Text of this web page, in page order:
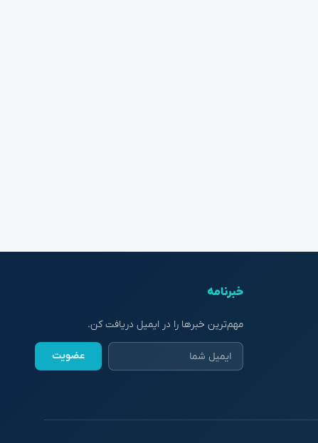
خبرنامه
مهم‌ترین خبرها را در ایمیل دریافت کن.
عضویت